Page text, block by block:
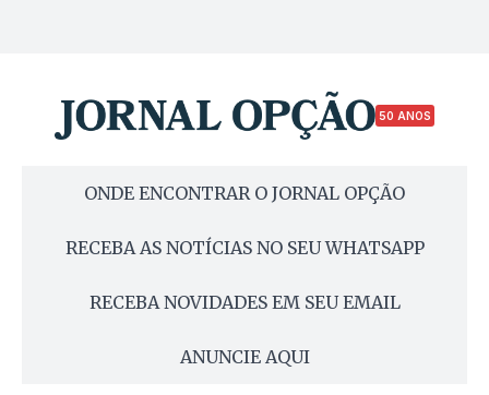
50 ANOS
ONDE ENCONTRAR O JORNAL OPÇÃO
RECEBA AS NOTÍCIAS NO SEU WHATSAPP
RECEBA NOVIDADES EM SEU EMAIL
ANUNCIE AQUI